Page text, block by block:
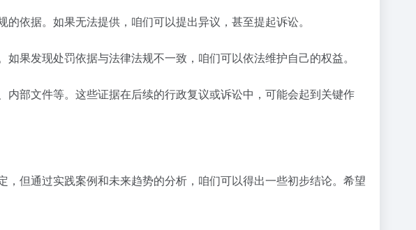
依据。如果无法提供，咱们可以提出异议，甚至提起诉讼。
果发现处罚依据与法律法规不一致，咱们可以依法维护自己的权益。
部文件等。这些证据在后续的行政复议或诉讼中，可能会起到关键作
但通过实践案例和未来趋势的分析，咱们可以得出一些初步结论。希望